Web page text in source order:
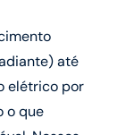
até
elétrico por
o que